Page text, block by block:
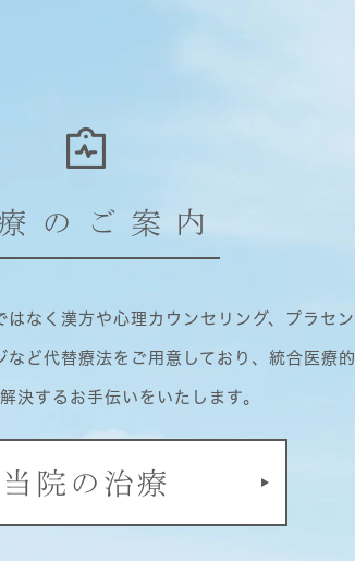
のご案内
はなく漢方や心理カウンセリング、プラセン
など代替療法をご用意しており、統合医療的
決するお手伝いをいたします。
当院の治療